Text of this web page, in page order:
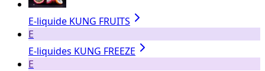
E-liquide KUNG FRUITS
E
E-liquides KUNG FREEZE
E